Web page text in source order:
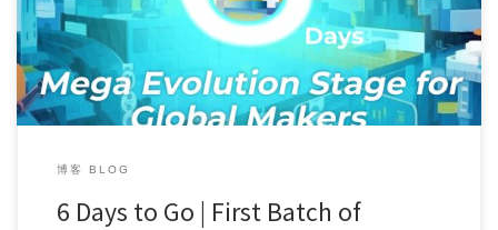
博客 BLOG
6 Days to Go | First Batch of